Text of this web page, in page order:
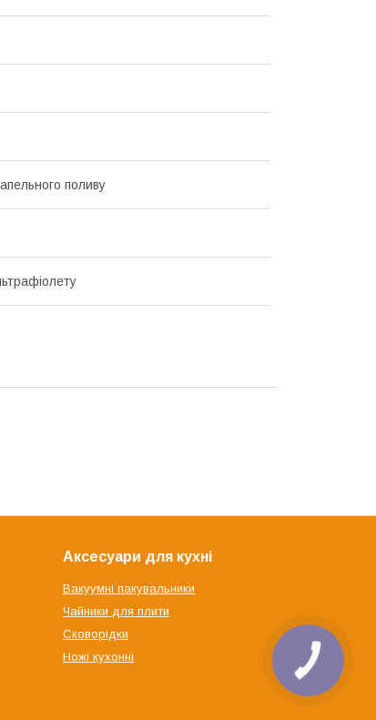
поливу
Аксесуари для кухні
Вакуумні пакувальники
Чайники для плити
Сковорідки
Ножі кухонні